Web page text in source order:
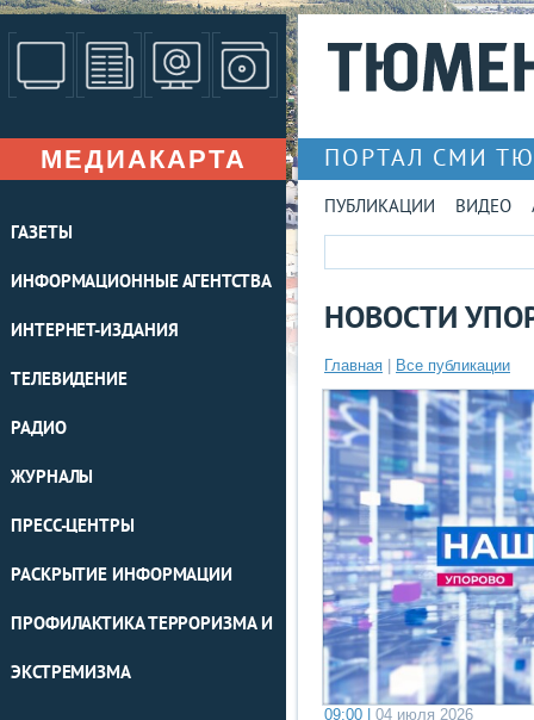
МЕДИАКАРТА
ГАЗЕТЫ
ИНФОРМАЦИОННЫЕ АГЕНТСТВА
ИНТЕРНЕТ-ИЗДАНИЯ
ТЕЛЕВИДЕНИЕ
РАДИО
ЖУРНАЛЫ
ПРЕСС-ЦЕНТРЫ
РАСКРЫТИЕ ИНФОРМАЦИИ
ПРОФИЛАКТИКА ТЕРРОРИЗМА И
ЭКСТРЕМИЗМА
ПОРТАЛ СМИ
ПУБЛИКАЦИИ ВИДЕО
НОВОСТИ
Главная Все публикации
09:00 |
04 июля 2026